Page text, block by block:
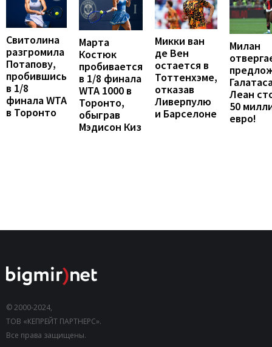
Свитолина
разгромила
Потапову,
пробившись
в 1/8
финала WTA
в Торонто
Марта
Костюк
пробивается
в 1/8 финала
WTA 1000 в
Торонто,
обыграв
Мэдисон Киз
Микки ван
де Вен
остается в
Тоттенхэме,
отказав
Ливерпулю
и Барселоне
Милан
Леан
50
евро!
© 2000-2024,
ТОВ «КЕПРЕЙТ ПАРТНЕРС».
Все права защищены.